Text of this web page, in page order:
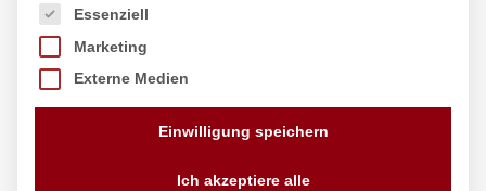
Es folgt eine Liste der Service-Gruppen, für die eine
Essenziell
Marketing
Externe Medien
Einwilligung speichern
Ich akzeptiere alle